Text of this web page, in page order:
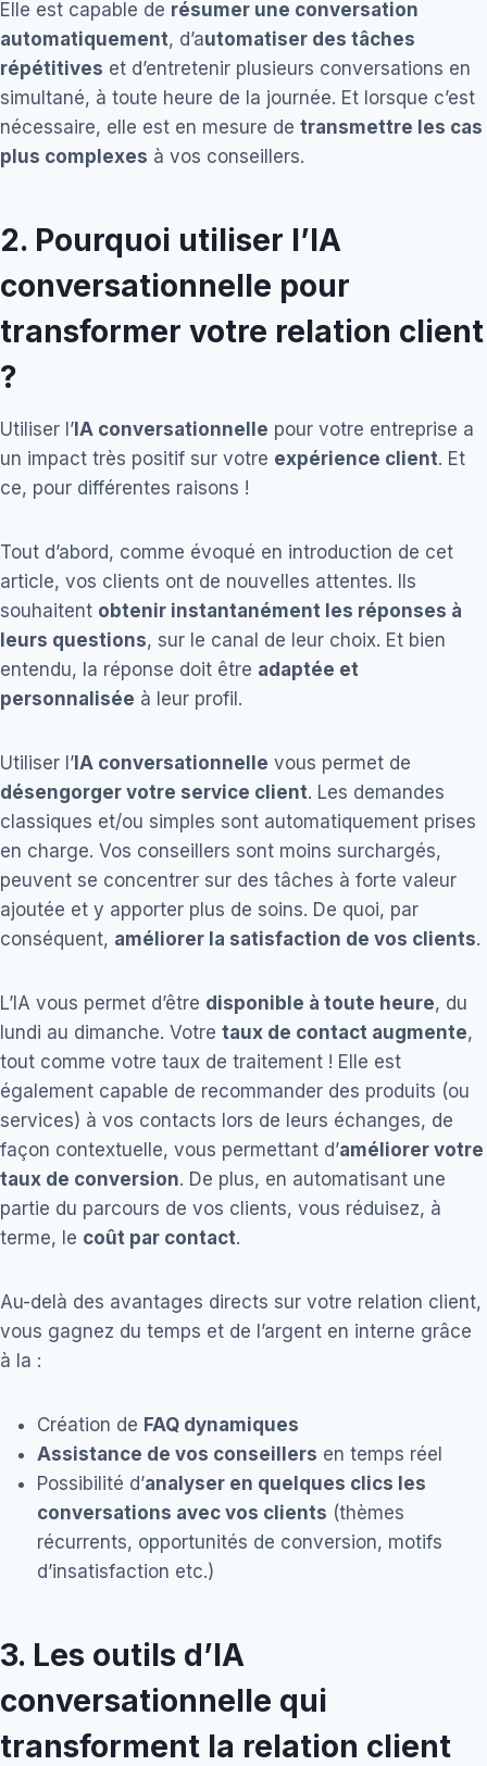
Elle est capable de résumer une conversation
automatiquement, d’automatiser des tâches
répétitives et d’entretenir plusieurs conversations en
simultané, à toute heure de la journée. Et lorsque c’est
nécessaire, elle est en mesure de transmettre les cas
plus complexes à vos conseillers.
2. Pourquoi utiliser l’IA
conversationnelle pour
transformer votre relation client
?
Utiliser l’ IA conversationnelle pour votre entreprise a
un impact très positif sur votre expérience client. Et
ce, pour différentes raisons !
Tout d’abord, comme évoqué en introduction de cet
article, vos clients ont de nouvelles attentes. Ils
souhaitent obtenir instantanément les réponses à
leurs questions, sur le canal de leur choix. Et bien
entendu, la réponse doit être adaptée et
personnalisée à leur profil.
Utiliser l’ IA conversationnelle vous permet de
désengorger votre service client. Les demandes
classiques et/ou simples sont automatiquement prises
en charge. Vos conseillers sont moins surchargés,
peuvent se concentrer sur des tâches à forte valeur
ajoutée et y apporter plus de soins. De quoi, par
conséquent, améliorer la satisfaction de vos clients.
L’IA vous permet d’être disponible à toute heure, du
lundi au dimanche. Votre taux de contact augmente,
tout comme votre taux de traitement ! Elle est
également capable de recommander des produits (ou
services) à vos contacts lors de leurs échanges, de
façon contextuelle, vous permettant d’améliorer votre
taux de conversion. De plus, en automatisant une
partie du parcours de vos clients, vous réduisez, à
terme, le coût par contact.
Au-delà des avantages directs sur votre relation client,
vous gagnez du temps et de l’argent en interne grâce
à la :
Création de FAQ dynamiques
Assistance de vos conseillers en temps réel
Possibilité d’analyser en quelques clics les
conversations avec vos clients (thèmes
récurrents, opportunités de conversion, motifs
d’insatisfaction etc.)
3. Les outils d’IA
conversationnelle qui
transforment la relation client